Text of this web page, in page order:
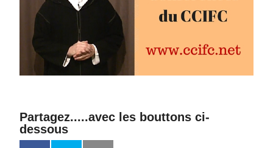
Partagez.....avec les bouttons ci-
dessous